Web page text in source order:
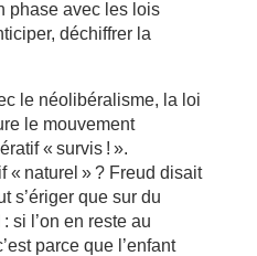
phase avec les lois
déchiffrer la
le néolibéralisme, la loi
le mouvement
« survis ! ».
« naturel » ? Freud disait
s’ériger que sur du
si l’on en reste au
parce que l’enfant